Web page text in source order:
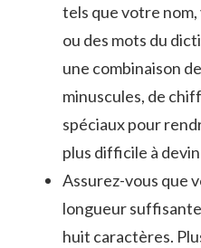
tels que votre
ou des mots​ du⁢
une⁤ combinaison
minuscules, de
spéciaux pour
plus difficile à
Assurez-vous que
longueur
huit‍ caractères.